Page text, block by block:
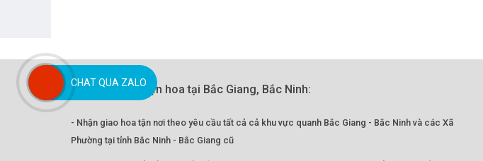
Quy trình đặt điện hoa tại Bắc Giang, Bắc Ninh:
- Nhận giao hoa tận nơi theo yêu cầu tất cả cả khu vực quanh Bắc Giang - Bắc Ninh và các Xã
Phường tại tỉnh Bắc Ninh - Bắc Giang cũ
CHAT QUA ZALO